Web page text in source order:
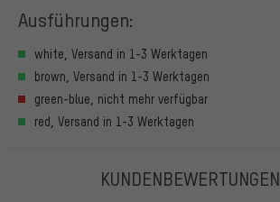
Ausführungen:
white, Versand in 1-3 Werktagen
brown, Versand in 1-3 Werktagen
green-blue, nicht mehr verfügbar
red, Versand in 1-3 Werktagen
KUNDENBEWERTUNGEN